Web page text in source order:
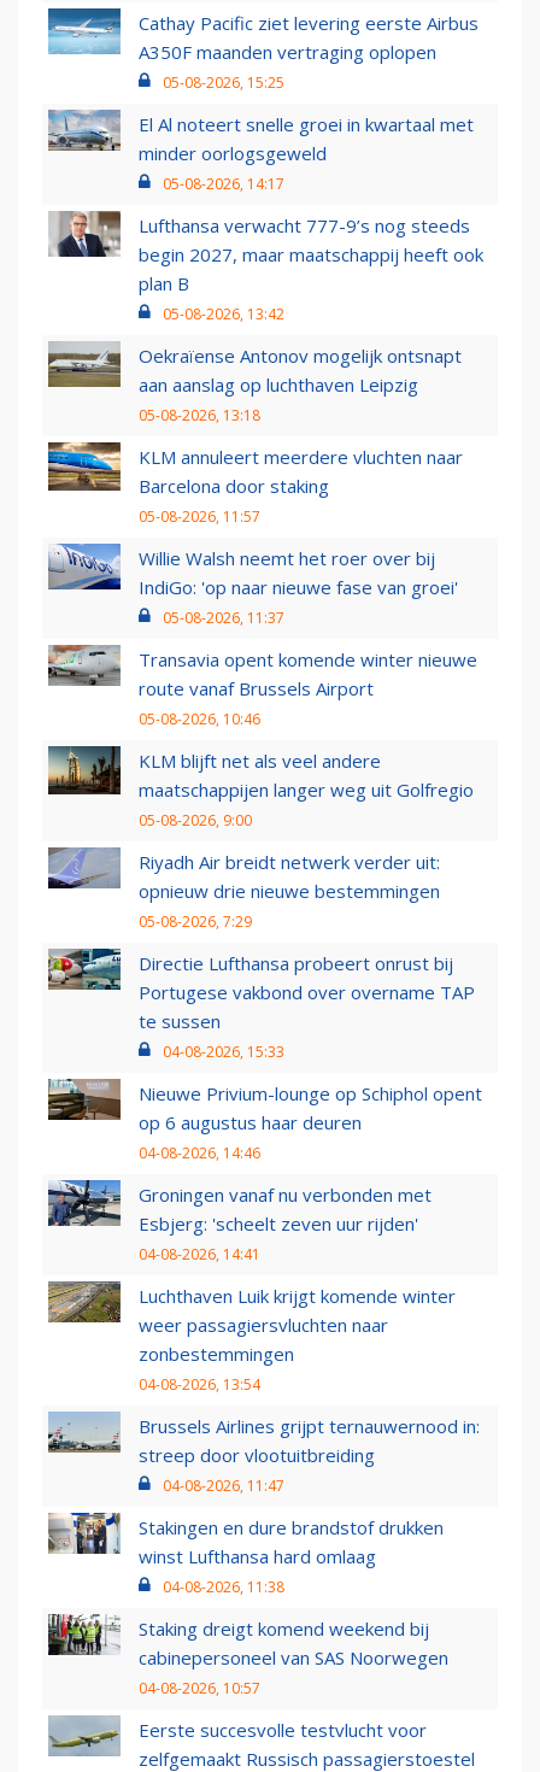
Cathay Pacific ziet levering eerste Airbus
A350F maanden vertraging oplopen
05-08-2026, 15:25
El Al noteert snelle groei in kwartaal met
minder oorlogsgeweld
05-08-2026, 14:17
Lufthansa verwacht 777-9’s nog steeds
begin 2027, maar maatschappij heeft ook
plan B
05-08-2026, 13:42
Oekraïense Antonov mogelijk ontsnapt
aan aanslag op luchthaven Leipzig
05-08-2026, 13:18
KLM annuleert meerdere vluchten naar
Barcelona door staking
05-08-2026, 11:57
Willie Walsh neemt het roer over bij
IndiGo: 'op naar nieuwe fase van groei'
05-08-2026, 11:37
Transavia opent komende winter nieuwe
route vanaf Brussels Airport
05-08-2026, 10:46
KLM blijft net als veel andere
maatschappijen langer weg uit Golfregio
05-08-2026, 9:00
Riyadh Air breidt netwerk verder uit:
opnieuw drie nieuwe bestemmingen
05-08-2026, 7:29
Directie Lufthansa probeert onrust bij
Portugese vakbond over overname TAP
te sussen
04-08-2026, 15:33
Nieuwe Privium-lounge op Schiphol opent
op 6 augustus haar deuren
04-08-2026, 14:46
Groningen vanaf nu verbonden met
Esbjerg: 'scheelt zeven uur rijden'
04-08-2026, 14:41
Luchthaven Luik krijgt komende winter
weer passagiersvluchten naar
zonbestemmingen
04-08-2026, 13:54
Brussels Airlines grijpt ternauwernood in:
streep door vlootuitbreiding
04-08-2026, 11:47
Stakingen en dure brandstof drukken
winst Lufthansa hard omlaag
04-08-2026, 11:38
Staking dreigt komend weekend bij
cabinepersoneel van SAS Noorwegen
04-08-2026, 10:57
Eerste succesvolle testvlucht voor
zelfgemaakt Russisch passagierstoestel